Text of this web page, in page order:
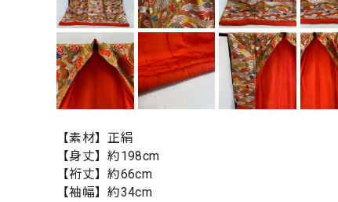
【素材】正絹
【身丈】約198cm
【裄丈】約66cm
【袖幅】約34cm